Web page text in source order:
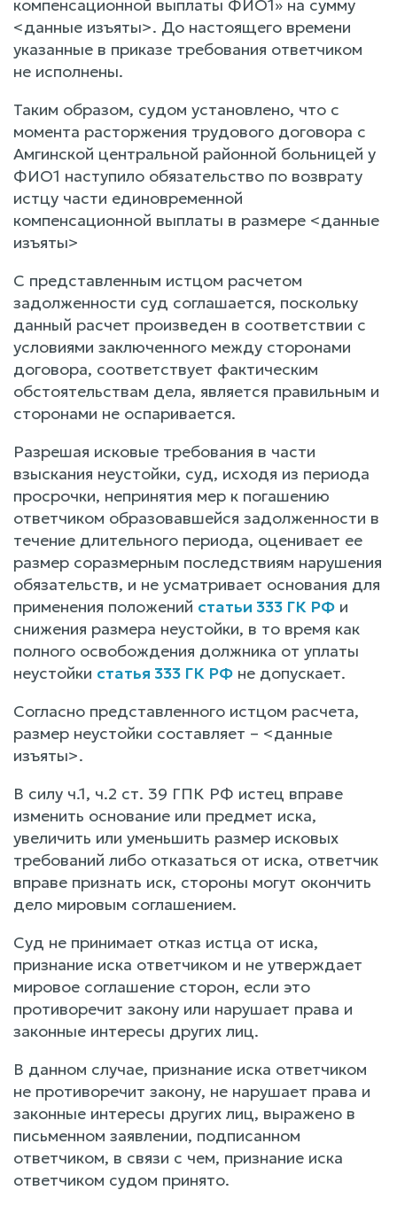
компенсационной выплаты ФИО1» на сумму
<данные изъяты>. До настоящего времени
указанные в приказе требования ответчиком
не исполнены.
Таким образом, судом установлено, что с
момента расторжения трудового договора с
Амгинской центральной районной больницей у
ФИО1 наступило обязательство по возврату
истцу части единовременной
компенсационной выплаты в размере <данные
изъяты>
С представленным истцом расчетом
задолженности суд соглашается, поскольку
данный расчет произведен в соответствии с
условиями заключенного между сторонами
договора, соответствует фактическим
обстоятельствам дела, является правильным и
сторонами не оспаривается.
Разрешая исковые требования в части
взыскания неустойки, суд, исходя из периода
просрочки, непринятия мер к погашению
ответчиком образовавшейся задолженности в
течение длительного периода, оценивает ее
размер соразмерным последствиям нарушения
обязательств, и не усматривает основания для
применения положений статьи 333 ГК РФ и
снижения размера неустойки, в то время как
полного освобождения должника от уплаты
неустойки статья 333 ГК РФ не допускает.
Согласно представленного истцом расчета,
размер неустойки составляет – <данные
изъяты>.
В силу ч.1, ч.2 ст. 39 ГПК РФ истец вправе
изменить основание или предмет иска,
увеличить или уменьшить размер исковых
требований либо отказаться от иска, ответчик
вправе признать иск, стороны могут окончить
дело мировым соглашением.
Суд не принимает отказ истца от иска,
признание иска ответчиком и не утверждает
мировое соглашение сторон, если это
противоречит закону или нарушает права и
законные интересы других лиц.
В данном случае, признание иска ответчиком
не противоречит закону, не нарушает права и
законные интересы других лиц, выражено в
письменном заявлении, подписанном
ответчиком, в связи с чем, признание иска
ответчиком судом принято.